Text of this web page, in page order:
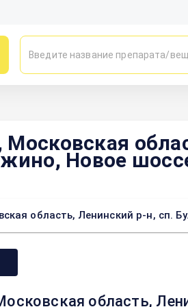
Новое
область, Ленинский р-н, сп.
область,